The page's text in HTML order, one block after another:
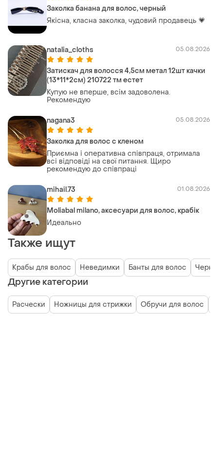
Заколка банана для волос, черный
Якісна, класна заколка, чудовий продавець 💗
natalia_cloths 05.08.2026
Затискач для волосся 4,5см метал 12шт качки
(13*11*2см) 210722 тм eстет
Купую не вперше, всім задоволена.
Рекомендую
nagana3 05.08.2026
Заколка для волос с кленом
Приємна і оперативна співпраця, отримала
всі відповіді на свої питання. Щиро
рекомендую до співпраці
mihail.73 01.08.2026
Moliabal milano, аксесуари для волос, крабік
Идеально
Также ищут
Крабы для волос Неведимки Банты для волос
Другие категории
Расчески Ножницы для стрижки Обручи для волос